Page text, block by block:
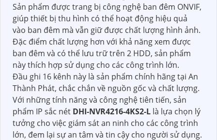
Sản phẩm được trang bị công nghệ ban đêm ONVIF,
giúp thiết bị thu hình có thể hoạt động hiệu quả
vào ban đêm mà vẫn giữ được chất lượng hình ảnh.
Đặc điểm chất lượng hơn với khả năng xem được
ban đêm và có thể lưu trữ trên 2 HDD, sản phẩm
này thích hợp sử dụng cho các công trình lớn.
Đầu ghi 16 kênh này là sản phẩm chính hãng tại An
Thành Phát, chắc chắn về nguồn gốc và chất lượng.
Với những tính năng và công nghệ tiên tiến, sản
phẩm IP sắc nét DHI-NVR4216-4KS2-L là lựa chọn lý
tưởng cho việc giám sát an ninh cho các công trình
lớn, đem lại sự an tâm và tin cậy cho người sử dụng.